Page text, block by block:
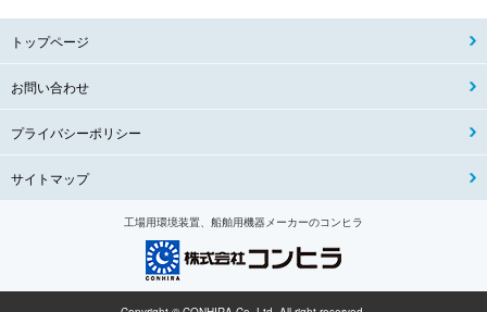
トップページ
お問い合わせ
プライバシーポリシー
サイトマップ
工場用環境装置、船舶用機器メーカーのコンヒラ